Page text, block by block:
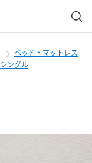
ベッド・マットレス
シングル